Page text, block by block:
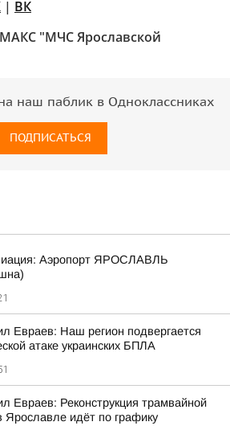
| ВК
"МЧС Ярославской
наш паблик в Одноклассниках
ПОДПИСАТЬСЯ
Аэропорт ЯРОСЛАВЛЬ
Евраев: Наш регион подвергается
атаке украинских БПЛА
Евраев: Реконструкция трамвайной
Ярославле идёт по графику